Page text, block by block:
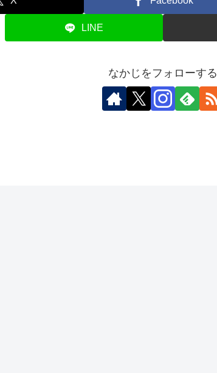
LINE
なかじをフォローする